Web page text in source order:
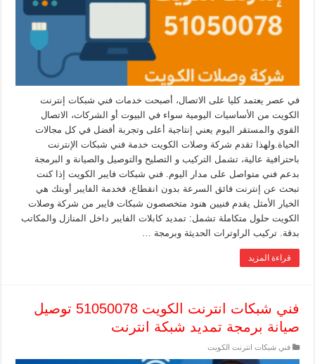
في عصر يعتمد كليا على الاتصال، أصبحت خدمات فني شبكات إنترنت
الكويت من الأساسيات اليومية سواء في البيوت أو الشركات، الاتصال
القوي والمستقر اليوم يعني إنتاجية أعلى وتجربة أفضل في كل مجالات
الحياة.ولهذا تقدم شركة وصلات الكويت خدمة فني شبكات الإنترنت
باحترافية عالية، تشمل التركيب و التصليح والتوصيل والصيانة و البرمجة
بدعم فني متواصل على مدار اليوم. فني شبكات فايبر الكويت إذا كنت
تبحث عن إنترنت فائق السرعة بدون انقطاع، فخدمة الفايبر أوبتك هي
الخيار الأمثل يقدم فنيين هنود متخصصون شبكات فايبر من شركة وصلات
الكويت حلول متكاملة تشمل: تمديد كابلات الفايبر داخل المنازل والمكاتب
بدقة. تركيب الراوترات الحديثة وبرمجة …
قراءة المزيد
فني شبكات انترنت الكويت 51050078 توصيل
صيانة برمجة تمديد شبكة انترنت
فني شبكات انترنت الكويت